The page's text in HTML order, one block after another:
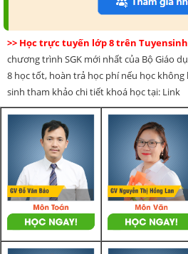
>> Học trực tuyến lớp 8 trên
chương trình SGK mới nhất của Bộ Giáo
8 học tốt, hoàn trả học phí nếu học
sinh tham khảo chi tiết khoá học tại: Link